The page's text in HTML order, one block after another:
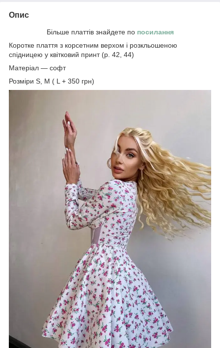
Опис
Більше платтів знайдете по посилання
Коротке плаття з корсетним верхом і розкльошеною
спідницею у квітковий принт (р. 42, 44)
Матеріал — софт
Розміри S, М ( L + 350 грн)